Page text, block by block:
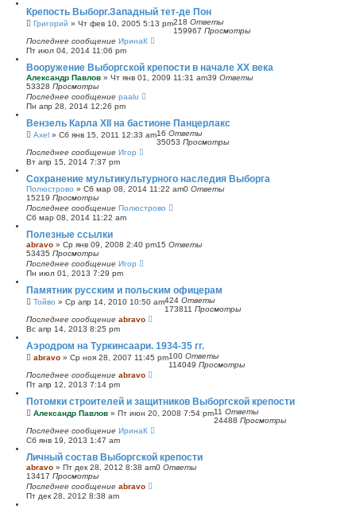
Крепость Выборг.Западный тет-де Пон
Григорий » Чт фев 10, 2005 5:13 pm218 Ответы
159967 Просмотры
Последнее сообщение ИринаК
Пт июл 04, 2014 11:06 pm
Вооружение Выборгской крепости в начале ХХ века
Александр Павлов » Чт янв 01, 2009 11:31 am39 Ответы
53328 Просмотры
Последнее сообщение paalu
Пн апр 28, 2014 12:26 pm
Вензель Карла XII на бастионе Панцерлакс
Axel » Сб янв 15, 2011 12:33 am16 Ответы
35053 Просмотры
Последнее сообщение Игор
Вт апр 15, 2014 7:37 pm
Сохранение мультикультурного наследия Выборга
Полюстрово » Сб мар 08, 2014 11:22 am0 Ответы
15219 Просмотры
Последнее сообщение Полюстрово
Сб мар 08, 2014 11:22 am
Полезные ссылки
abravo » Ср янв 09, 2008 2:40 pm15 Ответы
53435 Просмотры
Последнее сообщение Игор
Пн июл 01, 2013 7:29 pm
Памятник русским и польским офицерам
Тойво » Ср апр 14, 2010 10:50 am424 Ответы
173811 Просмотры
Последнее сообщение abravo
Вс апр 14, 2013 8:25 pm
Аэродром на Туркинсаари. 1934-35 гг.
abravo » Ср ноя 28, 2007 11:45 pm100 Ответы
114049 Просмотры
Последнее сообщение abravo
Пт апр 12, 2013 7:14 pm
Потомки строителей и защитников Выборгской крепости
Александр Павлов » Пт июн 20, 2008 7:54 pm11 Ответы
24488 Просмотры
Последнее сообщение ИринаК
Сб янв 19, 2013 1:47 am
Личный состав Выборгской крепости
abravo » Пт дек 28, 2012 8:38 am0 Ответы
13417 Просмотры
Последнее сообщение abravo
Пт дек 28, 2012 8:38 am